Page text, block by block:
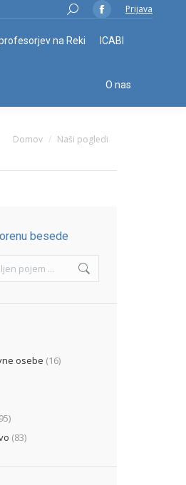
Search:
Facebook
page
new
window
Prijava
na Reki ICABI
O nas
You are here:
Domov Naši pogledi
besede
osebe (16)
(83)